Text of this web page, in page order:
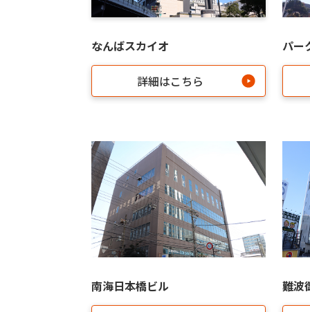
なんばスカイオ
詳細はこちら
パー
南海日本橋ビル 難波